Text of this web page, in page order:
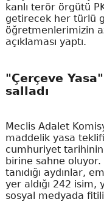
kanlı terör örgütü
getirecek her türlü
öğretmenlerimizin
açıklaması yaptı.
"Çerçeve
salladı
Meclis Adalet
maddelik yasa
cumhuriyet
birine sahne oluyor.
tanıdığı aydınlar,
yer aldığı 242 isim,
sosyal medyada